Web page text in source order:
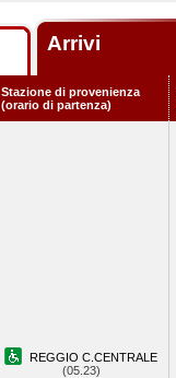
Arrivi
Stazione di provenienza
(orario di partenza)
REGGIO C.CENTRALE
(05.23)